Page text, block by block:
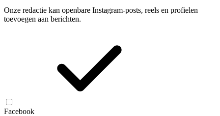
Onze redactie kan openbare Instagram-posts, reels en profielen
toevoegen aan berichten.
Facebook